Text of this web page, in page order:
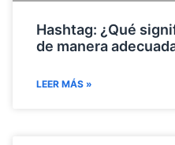
Hashtag: ¿Qué
de manera
LEER MÁS »